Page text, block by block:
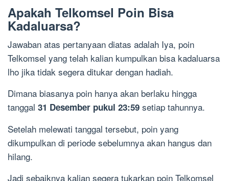
Apakah Telkomsel Poin Bisa
Kadaluarsa?
Jawaban atas pertanyaan diatas adalah Iya, poin
Telkomsel yang telah kalian kumpulkan bisa kadaluarsa
lho jika tidak segera ditukar dengan hadiah.
Dimana biasanya poin hanya akan berlaku hingga
tanggal 31 Desember pukul 23:59 setiap tahunnya.
Setelah melewati tanggal tersebut, poin yang
dikumpulkan di periode sebelumnya akan hangus dan
hilang.
Jadi sebaiknya kalian segera tukarkan poin Telkomsel